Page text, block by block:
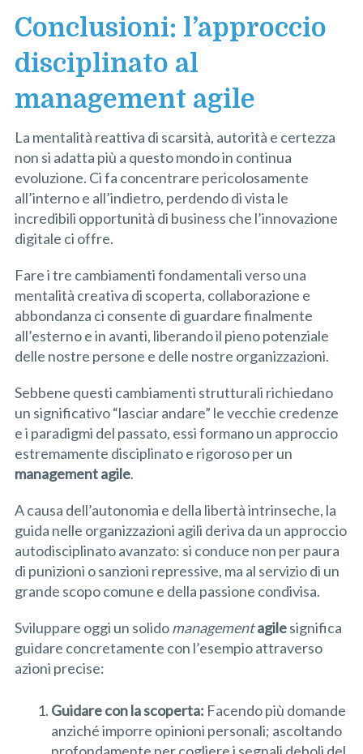
Conclusioni: l’approccio
disciplinato al
management agile
La mentalità reattiva di scarsità, autorità e certezza
non si adatta più a questo mondo in continua
evoluzione. Ci fa concentrare pericolosamente
all’interno e all’indietro, perdendo di vista le
incredibili opportunità di business che l’innovazione
digitale ci offre.
Fare i tre cambiamenti fondamentali verso una
mentalità creativa di scoperta, collaborazione e
abbondanza ci consente di guardare finalmente
all’esterno e in avanti, liberando il pieno potenziale
delle nostre persone e delle nostre organizzazioni.
Sebbene questi cambiamenti strutturali richiedano
un significativo “lasciar andare” le vecchie credenze
e i paradigmi del passato, essi formano un approccio
estremamente disciplinato e rigoroso per un
management agile.
A causa dell’autonomia e della libertà intrinseche, la
guida nelle organizzazioni agili deriva da un approccio
autodisciplinato avanzato: si conduce non per paura
di punizioni o sanzioni repressive, ma al servizio di un
grande scopo comune e della passione condivisa.
Sviluppare oggi un solidomanagement agilesignifica
guidare concretamente con l’esempio attraverso
azioni precise:
Guidare con la scoperta: Facendo più domande
anziché imporre opinioni personali; ascoltando